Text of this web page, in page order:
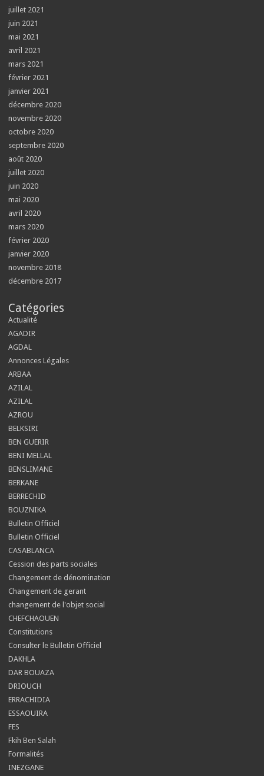
juillet 2021
juin 2021
mai 2021
avril 2021
mars 2021
février 2021
janvier 2021
décembre 2020
novembre 2020
octobre 2020
septembre 2020
août 2020
juillet 2020
juin 2020
mai 2020
avril 2020
mars 2020
février 2020
janvier 2020
novembre 2018
décembre 2017
Catégories
Actualité
AGADIR
AGDAL
Annonces Légales
ARBAA
AZILAL
AZILAL
AZROU
BELKSIRI
BEN GUERIR
BENI MELLAL
BENSLIMANE
BERKANE
BERRECHID
BOUZNIKA
Bulletin Officiel
Bulletin Officiel
CASABLANCA
Cession des parts sociales
Changement de dénomination
Changement de gerant
changement de l'objet social
CHEFCHAOUEN
Constitutions
Consulter le Bulletin Officiel
DAKHLA
DAR BOUAZA
DRIOUCH
ERRACHIDIA
ESSAOUIRA
FES
Fkih Ben Salah
Formalités
INEZGANE